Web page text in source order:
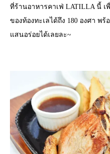
ที่ร้านอาหารคาเฟ่ LATILLA นี้ เ
ของท้องทะเลได้ถึง 180 องศา พ
แสนอร่อยได้เลยละ~